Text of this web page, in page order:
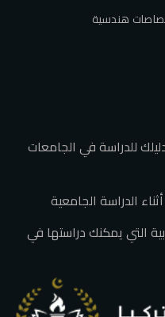
هندسية
للدراسة في الجامعات
الدراسة الجامعية
التي يمكنك دراستها في